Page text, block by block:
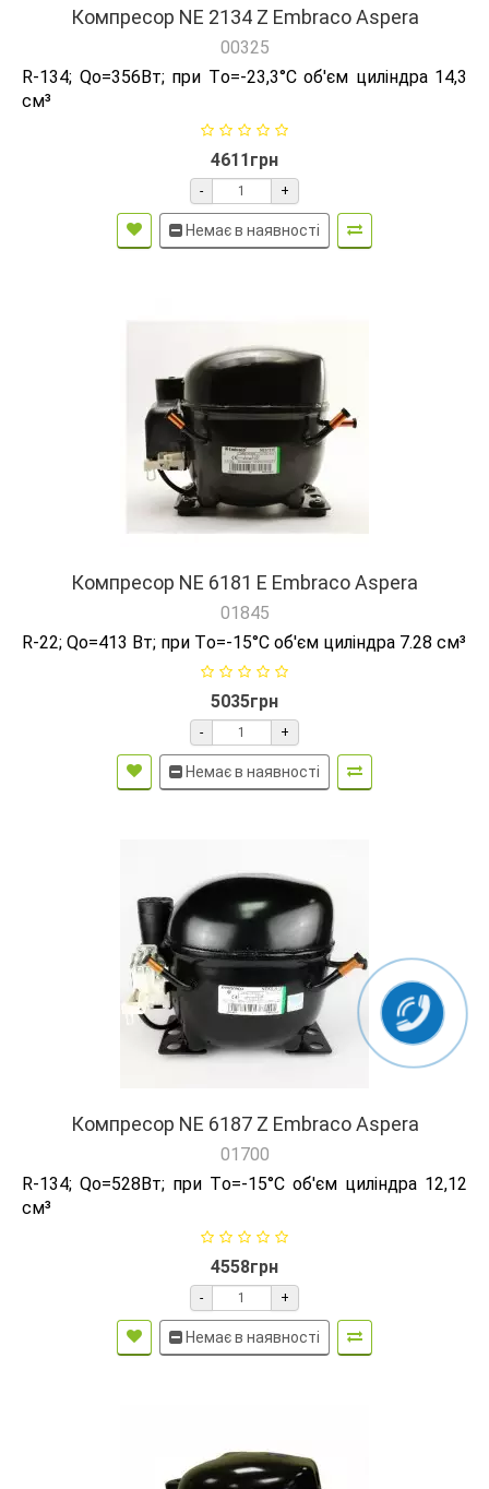
Компресор NE 2134 Z Embraco Aspera
00325
R-134; Qо=356Вт; при Tо=-23,3°C об'єм циліндра 14,3
см³
4611грн
- +
Немає в наявності
Компресор NE 6181 E Embraco Aspera
01845
R-22; Qо=413 Вт; при Tо=-15°C об'єм циліндра 7.28 см³
5035грн
- +
Немає в наявності
Компресор NE 6187 Z Embraco Aspera
01700
R-134; Qо=528Вт; при Tо=-15°C об'єм циліндра 12,12
см³
4558грн
- +
Немає в наявності